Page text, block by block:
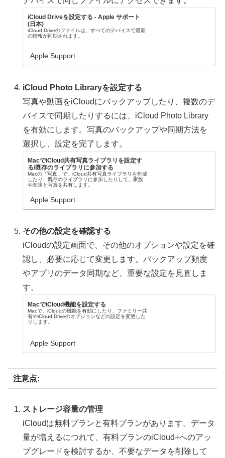
iCloud Driveを設定する - Apple サポート
(日本)
iCloud Driveのファイルは、すべてのデバイスで最新
の情報が同期されます。
Apple Support
iCloud Photo Libraryを設定する
写真や動画をiCloudにバックアップしたり、複数のデ
バイスで同期したりするには、iCloud Photo Library
を有効にします。写真のバックアップや同期方法を
選択し、設定を完了します。
MacでiCloud共有写真ライブラリを設定す
る/既存のライブラリに参加する
Macの「写真」で、iCloud共有写真ライブラリを作成
したり、既存のライブラリに参加したりして、家族
や友達と写真を共有します。
Apple Support
その他の設定を確認する
iCloudの設定画面で、その他のオプションや設定を確
認し、必要に応じて変更します。バックアップ頻度
やアプリのデータ同期など、重要な設定を見直しま
す。
MacでiCloud機能を設定する
Macで、iCloudの機能を有効にしたり、ファミリー共
有やiCloud Driveのオプションなどの設定を変更した
りします。
Apple Support
注意点:
ストレージ容量の管理
iCloudは無料プランと有料プランがあります。データ
量が増えるにつれて、有料プランのiCloud+へのアッ
プグレードを検討するか、不要なデータを削除して